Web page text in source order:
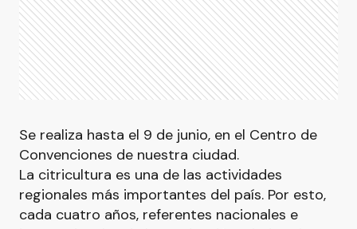
Se realiza hasta el 9 de junio, en el Centro de
Convenciones de nuestra ciudad.
La citricultura es una de las actividades
regionales más importantes del país. Por esto,
cada cuatro años, referentes nacionales e